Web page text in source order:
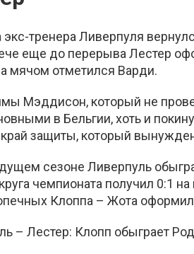
тренера Ливерпуля
еще до перерыва Лестер
мячом отметился Варди.
Мэддисон, который не
в Бельгии, хоть и
защиты, который
сезоне Ливерпуль
чемпионата получил 0:1
Клоппа – Жота оформил
– Лестер: Клопп обыграет